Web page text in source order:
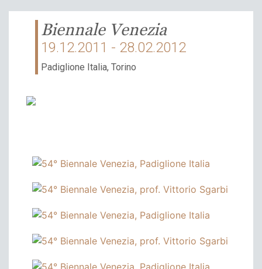
Biennale Venezia
19.12.2011 - 28.02.2012
Padiglione Italia, Torino